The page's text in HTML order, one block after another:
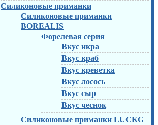
Силиконовые приманки
Силиконовые приманки
BOREALIS
Форелевая серия
Вкус икра
Вкус краб
Вкус креветка
Вкус лосось
Вкус сыр
Вкус чеснок
Силиконовые приманки LUCKG